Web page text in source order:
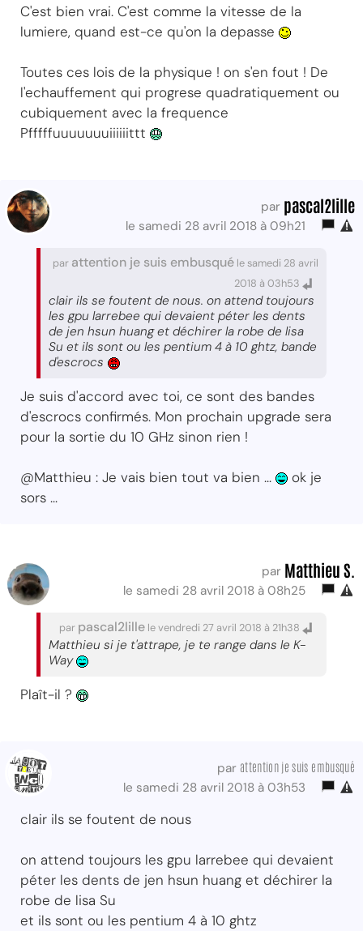
C'est bien vrai. C'est comme la vitesse de la
lumiere, quand est-ce qu'on la depasse
Toutes ces lois de la physique ! on s'en fout ! De
l'echauffement qui progrese quadratiquement ou
cubiquement avec la frequence
Pfffffuuuuuuuiiiiiittt
par pascal2lille
le samedi 28 avril 2018 à 09h21
par attention je suis embusqué le samedi 28 avril
2018 à 03h53
clair ils se foutent de nous. on attend toujours
les gpu larrebee qui devaient péter les dents
de jen hsun huang et déchirer la robe de lisa
Su et ils sont ou les pentium 4 à 10 ghtz, bande
d'escrocs
Je suis d'accord avec toi, ce sont des bandes
d'escrocs confirmés. Mon prochain upgrade sera
pour la sortie du 10 GHz sinon rien !
@Matthieu : Je vais bien tout va bien ...
ok je
sors ...
par Matthieu S.
le samedi 28 avril 2018 à 08h25
par pascal2lille le vendredi 27 avril 2018 à 21h38
Matthieu si je t'attrape, je te range dans le K-
Way
Plaît-il ?
par attention je suis embusqué
le samedi 28 avril 2018 à 03h53
clair ils se foutent de nous
on attend toujours les gpu larrebee qui devaient
péter les dents de jen hsun huang et déchirer la
robe de lisa Su
et ils sont ou les pentium 4 à 10 ghtz